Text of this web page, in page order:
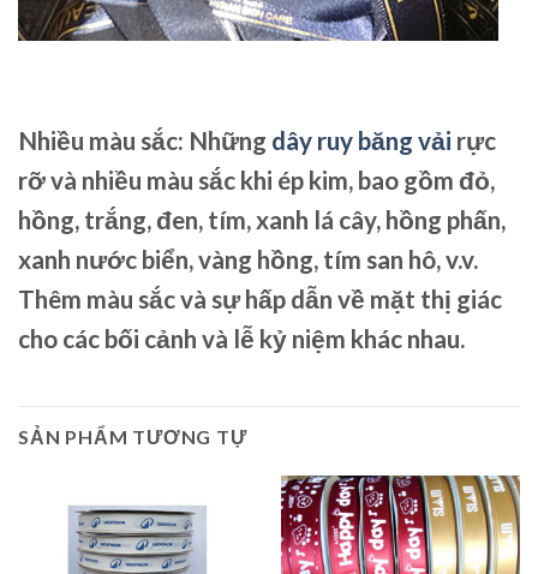
Nhiều màu sắc: Những dây ruy băng vải rực
rỡ và nhiều màu sắc khi ép kim, bao gồm đỏ,
hồng, trắng, đen, tím, xanh lá cây, hồng phấn,
xanh nước biển, vàng hồng, tím san hô, v.v.
Thêm màu sắc và sự hấp dẫn về mặt thị giác
cho các bối cảnh và lễ kỷ niệm khác nhau.
SẢN PHẨM TƯƠNG TỰ